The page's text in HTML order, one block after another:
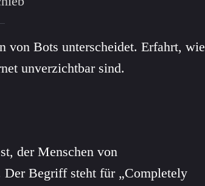
von Bots unterscheidet. Erfahrt, wie
unverzichtbar sind.
der Menschen von
Der Begriff steht für „Completely